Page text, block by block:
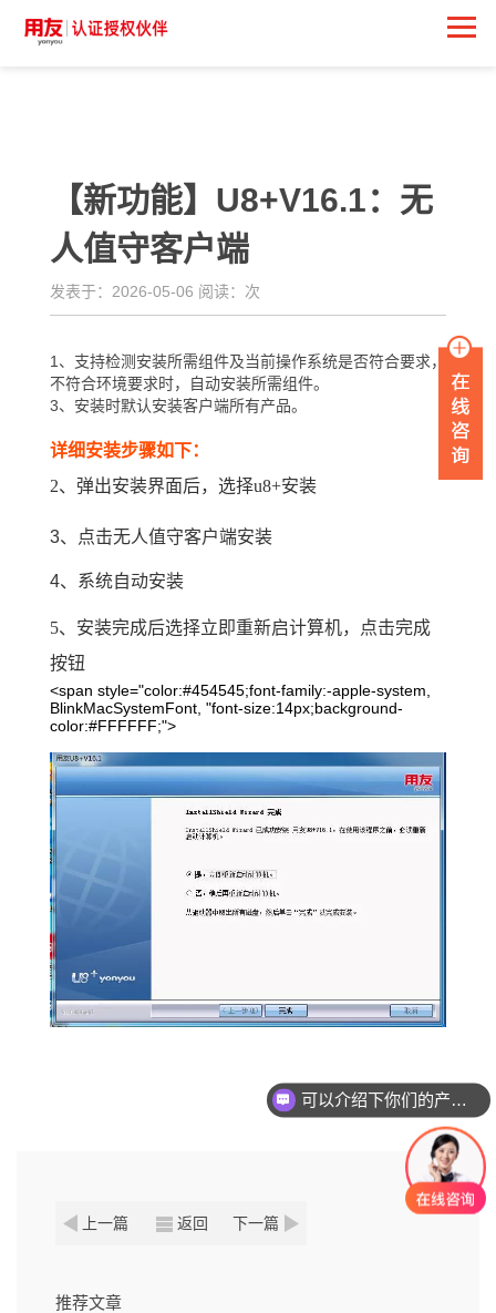
【新功能】U8+V16.1：无
人值守客户端
发表于：2026-05-06 阅读： 次
1、支持检测安装所需组件及当前操作系统是否符合要求，
不符合环境要求时，自动安装所需组件。
3、安装时默认安装客户端所有产品。
详细安装步骤如下：
2、弹出安装界面后，选择u8+安装
3、点击无人值守客户端安装
4、系统自动安装
5、安装完成后选择立即重新启计算机，点击完成
按钮
<span style="color:#454545;font-family:-apple-system,
BlinkMacSystemFont, "font-size:14px;background-
color:#FFFFFF;">
上一篇 返回 下一篇
推荐文章
可以介绍下你们的产品么？